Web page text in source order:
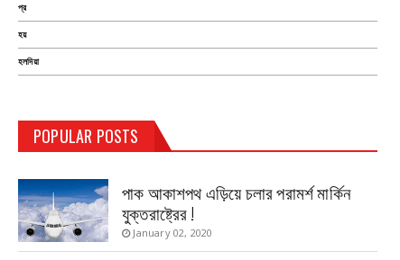
প্র
হয়
হলদিয়া
POPULAR POSTS
TEST PAGE
August 14, 2019
পাক আকাশপথ এড়িয়ে চলার পরামর্শ মার্কিন
যুক্তরাষ্ট্রের !
January 02, 2020